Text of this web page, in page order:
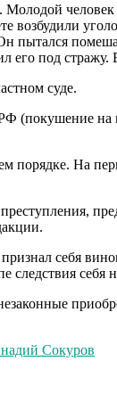
возбудили
пытался
его под стражу.
суде.
(покушение
порядке. На
себя
себя
Сокуров